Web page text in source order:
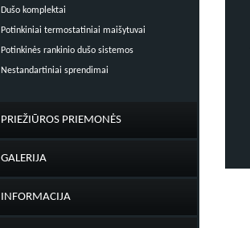
Dušo komplektai
Potinkiniai termostatiniai maišytuvai
Potinkinės rankinio dušo sistemos
Nestandartiniai sprendimai
PRIEŽIŪROS PRIEMONĖS
GALERIJA
INFORMACIJA